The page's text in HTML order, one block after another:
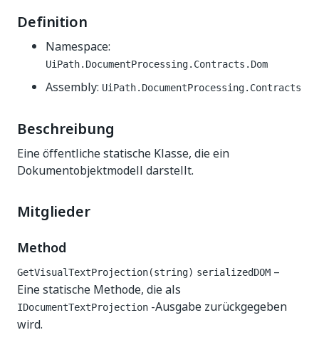
Definition
Namespace:
UiPath.DocumentProcessing.Contracts.Dom
Assembly: UiPath.DocumentProcessing.Contracts
Beschreibung
Eine öffentliche statische Klasse, die ein
Dokumentobjektmodell darstellt.
Mitglieder
Method
GetVisualTextProjection(string) serializedDOM –
Eine statische Methode, die als
IDocumentTextProjection -Ausgabe zurückgegeben
wird.